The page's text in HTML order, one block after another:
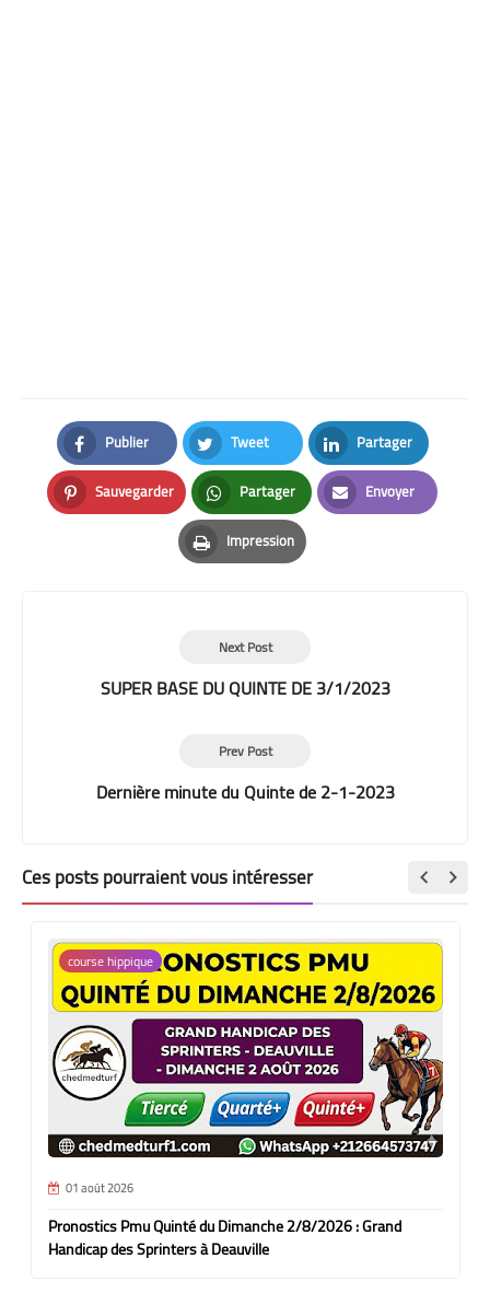
Publier
Facebook
Tweet
Twitter
Partager
LinkedIn
Sauvegarder
Pinterest
Partager
Whatsapp
Envoyer
Email
Impression
Print
Next Post
SUPER BASE DU QUINTE DE 3/1/2023
Prev Post
Dernière minute du Quinte de 2-1-2023
Ces posts pourraient vous intéresser
course hippique
01 août 2026
Pronostics Pmu Quinté du Dimanche 2/8/2026 : Grand
Handicap des Sprinters à Deauville